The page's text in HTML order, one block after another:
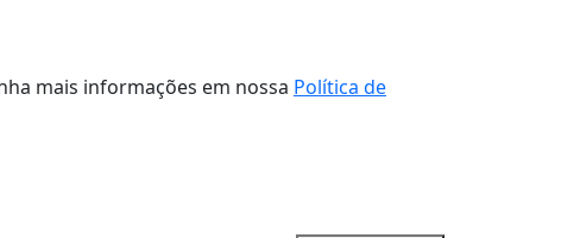
mais informações em nossa Política de